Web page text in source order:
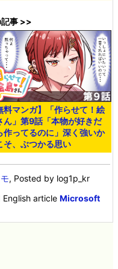
事 >>
料マンガ】「作らせて！絵
ん」第9話「本物が好きだ
作ってるのに」深く強いか
そ、ぶつかる思い
, Posted by log1p_kr
English articleMicrosoft